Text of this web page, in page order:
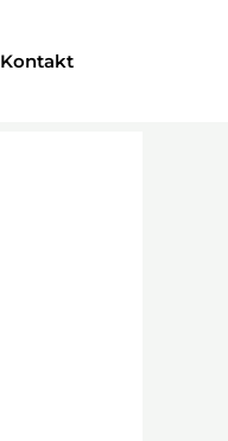
Kontakt